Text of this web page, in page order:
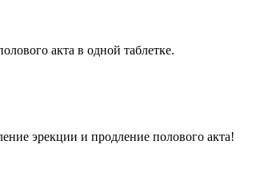
акта в одной таблетке.
эрекции и продление полового акта!